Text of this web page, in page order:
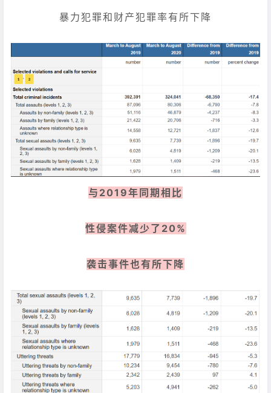
暴力犯罪和财产犯罪率有所下降
与2019年同期相比
性侵案件减少了20%
袭击事件也有所下降